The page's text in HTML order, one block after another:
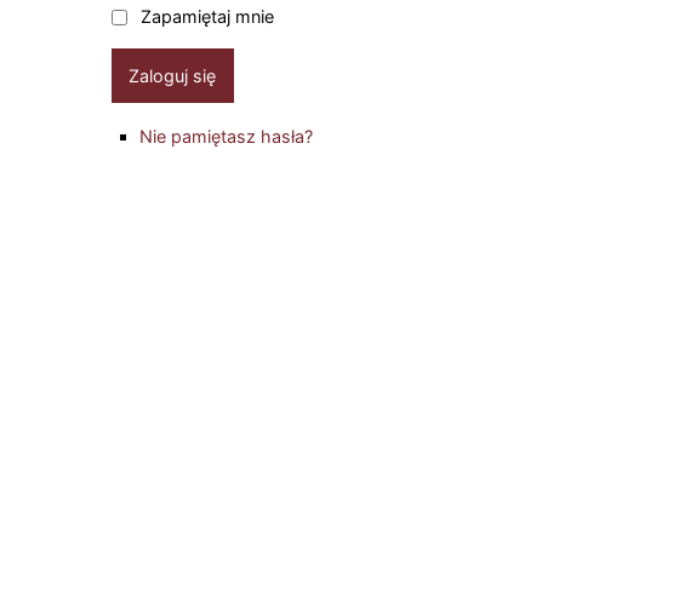
Zapamiętaj mnie
Zaloguj się
Nie pamiętasz hasła?